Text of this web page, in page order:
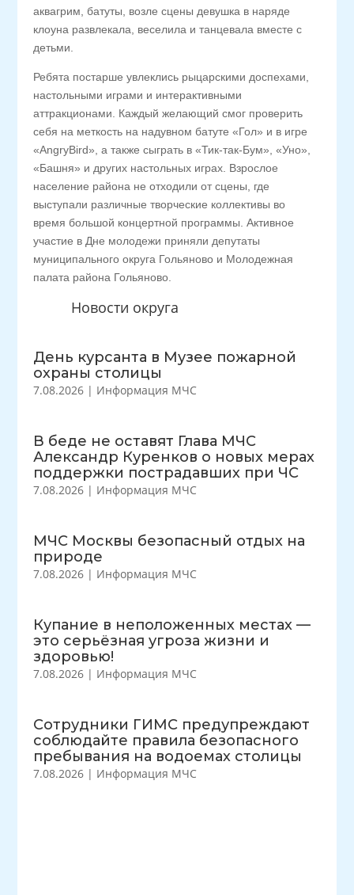
Новости округа
День курсанта в Музее пожарной
охраны столицы
7.08.2026 | Информация МЧС
В беде не оставят Глава МЧС
Александр Куренков о новых мерах
поддержки пострадавших при ЧС
7.08.2026 | Информация МЧС
МЧС Москвы безопасный отдых на
природе
7.08.2026 | Информация МЧС
Купание в неположенных местах —
это серьёзная угроза жизни и
здоровью!
7.08.2026 | Информация МЧС
Сотрудники ГИМС предупреждают
соблюдайте правила безопасного
пребывания на водоемах столицы
7.08.2026 | Информация МЧС
аквагрим, батуты, возле сцены девушка в наряде
клоуна развлекала, веселила и танцевала вместе с
детьми.
Ребята постарше увлеклись рыцарскими доспехами,
настольными играми и интерактивными
аттракционами. Каждый желающий смог проверить
себя на меткость на надувном батуте «Гол» и в игре
«AngryBird», а также сыграть в «Тик-так-Бум», «Уно»,
«Башня» и других настольных играх. Взрослое
население района не отходили от сцены, где
выступали различные творческие коллективы во
время большой концертной программы. Активное
участие в Дне молодежи приняли депутаты
муниципального округа Гольяново и Молодежная
палата района Гольяново.